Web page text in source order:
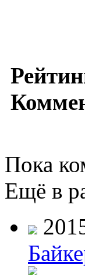
Пока
Ещё в